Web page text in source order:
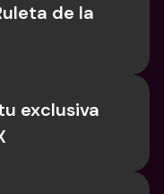
de la
exclusiva